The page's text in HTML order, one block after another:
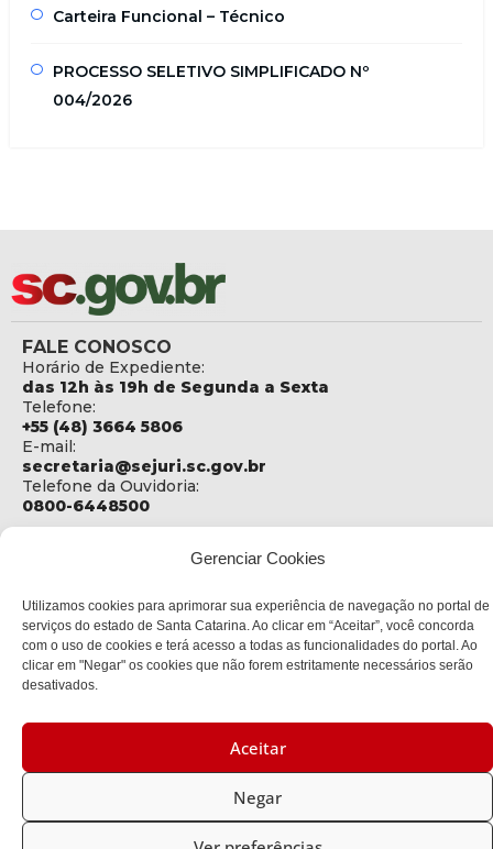
Gerenciar Cookies
Utilizamos cookies para aprimorar sua experiência de navegação no portal de
serviços do estado de Santa Catarina. Ao clicar em “Aceitar”, você concorda
com o uso de cookies e terá acesso a todas as funcionalidades do portal. Ao
clicar em "Negar" os cookies que não forem estritamente necessários serão
desativados.
Aceitar
Negar
Carteira Funcional – Técnico
PROCESSO SELETIVO SIMPLIFICADO Nº
004/2026
FALE CONOSCO
Horário de Expediente:
das 12h às 19h de Segunda a Sexta
Telefone:
+55 (48) 3664 5806
E-mail:
secretaria@sejuri.sc.gov.br
Telefone da Ouvidoria:
0800-6448500
SEJURI - Secretaria de Estado de Justiça e Reintegração
Rua Fúlvio Aducci, 1214 - Loja 06
Bairro:
Estreito - Florianópolis - SC
CEP:
Santa Catarina |Desenvolvedor: CIASC